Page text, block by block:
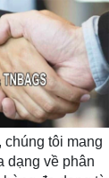
tôi mang
dạng về phân